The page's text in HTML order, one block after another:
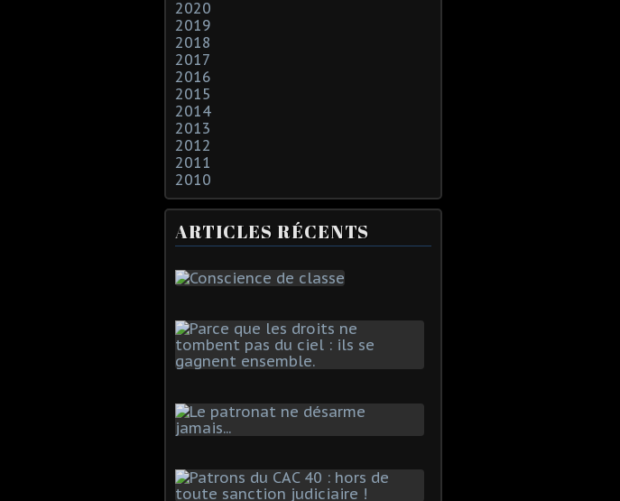
2020
2019
2018
2017
2016
2015
2014
2013
2012
2011
2010
ARTICLES RÉCENTS